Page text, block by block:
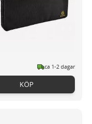
ca 1-2 dagar
KÖP